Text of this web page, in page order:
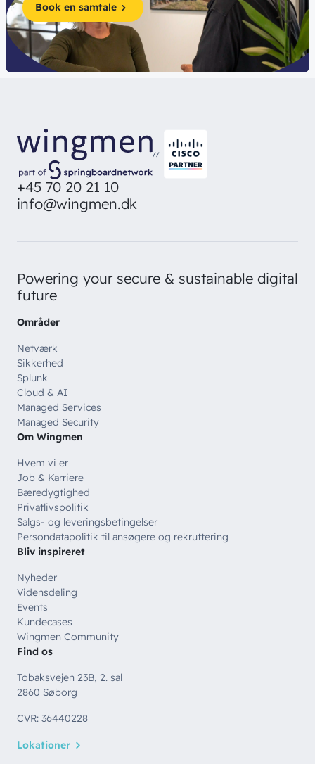
Book en samtale
//
+45 70 20 21 10
info@wingmen.dk
Powering your secure & sustainable digital
future
Områder
Netværk
Sikkerhed
Splunk
Cloud & AI
Managed Services
Managed Security
Om Wingmen
Hvem vi er
Job & Karriere
Bæredygtighed
Privatlivspolitik
Salgs- og leveringsbetingelser
Persondatapolitik til ansøgere og rekruttering
Bliv inspireret
Nyheder
Vidensdeling
Events
Kundecases
Wingmen Community
Find os
Tobaksvejen 23B, 2. sal
2860 Søborg
CVR: 36440228
Lokationer